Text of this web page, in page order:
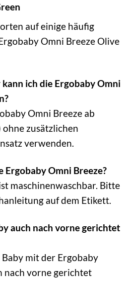
auf einige häufig
Omni Breeze Olive
ich die Ergobaby Omni
Omni Breeze ab
zusätzlichen
verwenden.
Ergobaby Omni Breeze?
maschinenwaschbar. Bitte
auf dem Etikett.
auch nach vorne gerichtet
Baby mit der Ergobaby
nach vorne gerichtet